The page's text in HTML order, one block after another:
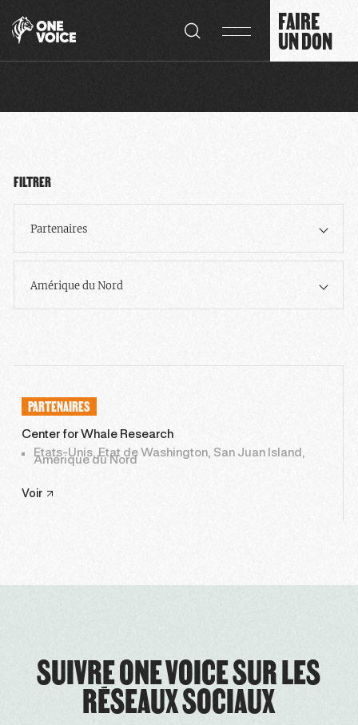
FAIRE
UN DON
FILTRER
Partenaires
Amérique du Nord
PARTENAIRES
Center for Whale Research
Etats-Unis, Etat de Washington, San Juan Island,
Amérique du Nord
Voir
SUIVRE ONE VOICE SUR LES
RÉSEAUX SOCIAUX